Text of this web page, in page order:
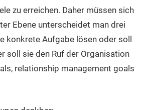
zu erreichen. Daher müssen sich
Ebene unterscheidet man drei
konkrete Aufgabe lösen oder soll
soll sie den Ruf der Organisation
relationship management goals